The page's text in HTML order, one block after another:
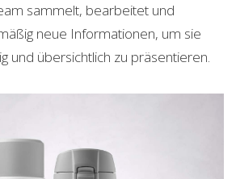
sammelt, bearbeitet und
neue Informationen, um sie
und übersichtlich zu präsentieren.